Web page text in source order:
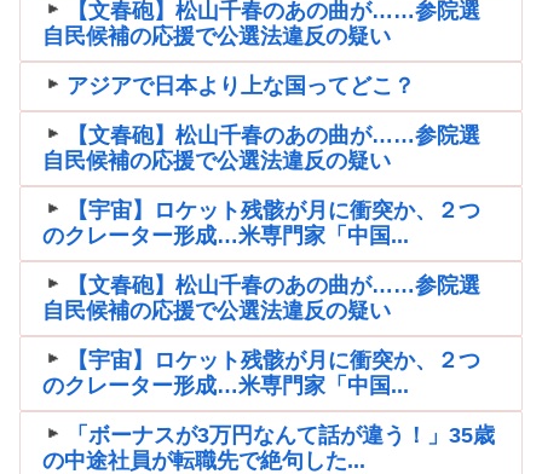
【文春砲】松山千春のあの曲が……参院選
自民候補の応援で公選法違反の疑い
アジアで日本より上な国ってどこ？
【文春砲】松山千春のあの曲が……参院選
自民候補の応援で公選法違反の疑い
【宇宙】ロケット残骸が月に衝突か、２つ
のクレーター形成…米専門家「中国...
【文春砲】松山千春のあの曲が……参院選
自民候補の応援で公選法違反の疑い
【宇宙】ロケット残骸が月に衝突か、２つ
のクレーター形成…米専門家「中国...
「ボーナスが3万円なんて話が違う！」35歳
の中途社員が転職先で絶句した...